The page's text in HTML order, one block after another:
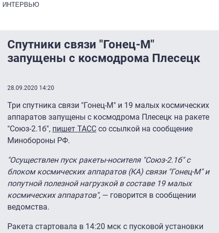
ИНТЕРВЬЮ
Спутники связи "Гонец-М"
запущены с космодрома Плесецк
28.09.2020 14:20
Три спутника связи "Гонец-М" и 19 малых космических
аппаратов запущены с космодрома Плесецк на ракете
"Союз-2.1б", пишет ТАСС со ссылкой на сообщение
Минобороны РФ.
"Осуществлен пуск ракеты-носителя "Союз-2.1б" с
блоком космических аппаратов (КА) связи "Гонец-М" и
попутной полезной нагрузкой в составе 19 малых
космических аппаратов", — говорится в сообщении
ведомства.
Ракета стартовала в 14:20 мск с пусковой установки